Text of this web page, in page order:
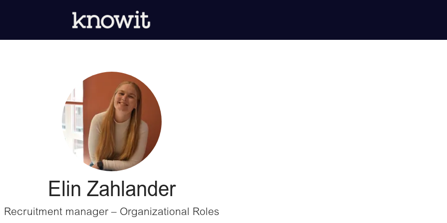
Elin Zahlander
Recruitment manager – Organizational Roles